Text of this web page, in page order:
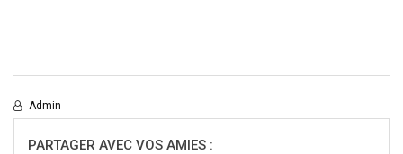
Admin
PARTAGER AVEC VOS AMIES :